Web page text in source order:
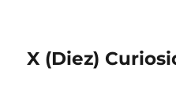
X (Diez)